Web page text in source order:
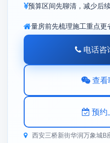
预算区间先聊清，减少后
量房前先梳理施工重点更
电话咨
查看
预约
西安三桥新街华润万象城B